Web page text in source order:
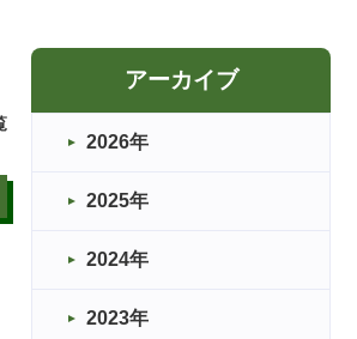
アーカイブ
2026年
2025年
2024年
2023年